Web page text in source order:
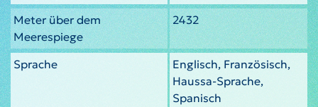
Meter über dem
Meerespiege
2432
Sprache
Englisch, Französisch,
Haussa-Sprache,
Spanisch